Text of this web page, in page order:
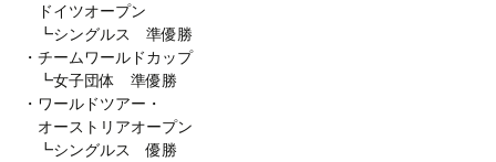
ドイツオープン
┗シングルス 準優勝
・チームワールドカップ
┗女子団体 準優勝
・ワールドツアー・
オーストリアオープン
┗シングルス 優勝